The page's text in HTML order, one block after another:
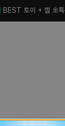
BEST 토이 + 젤 초